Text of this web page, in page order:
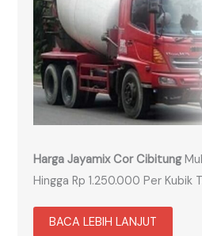
Harga Jayamix Cor Cibitung
Hingga Rp 1.250.000 Per Kubik
BACA LEBIH LANJUT